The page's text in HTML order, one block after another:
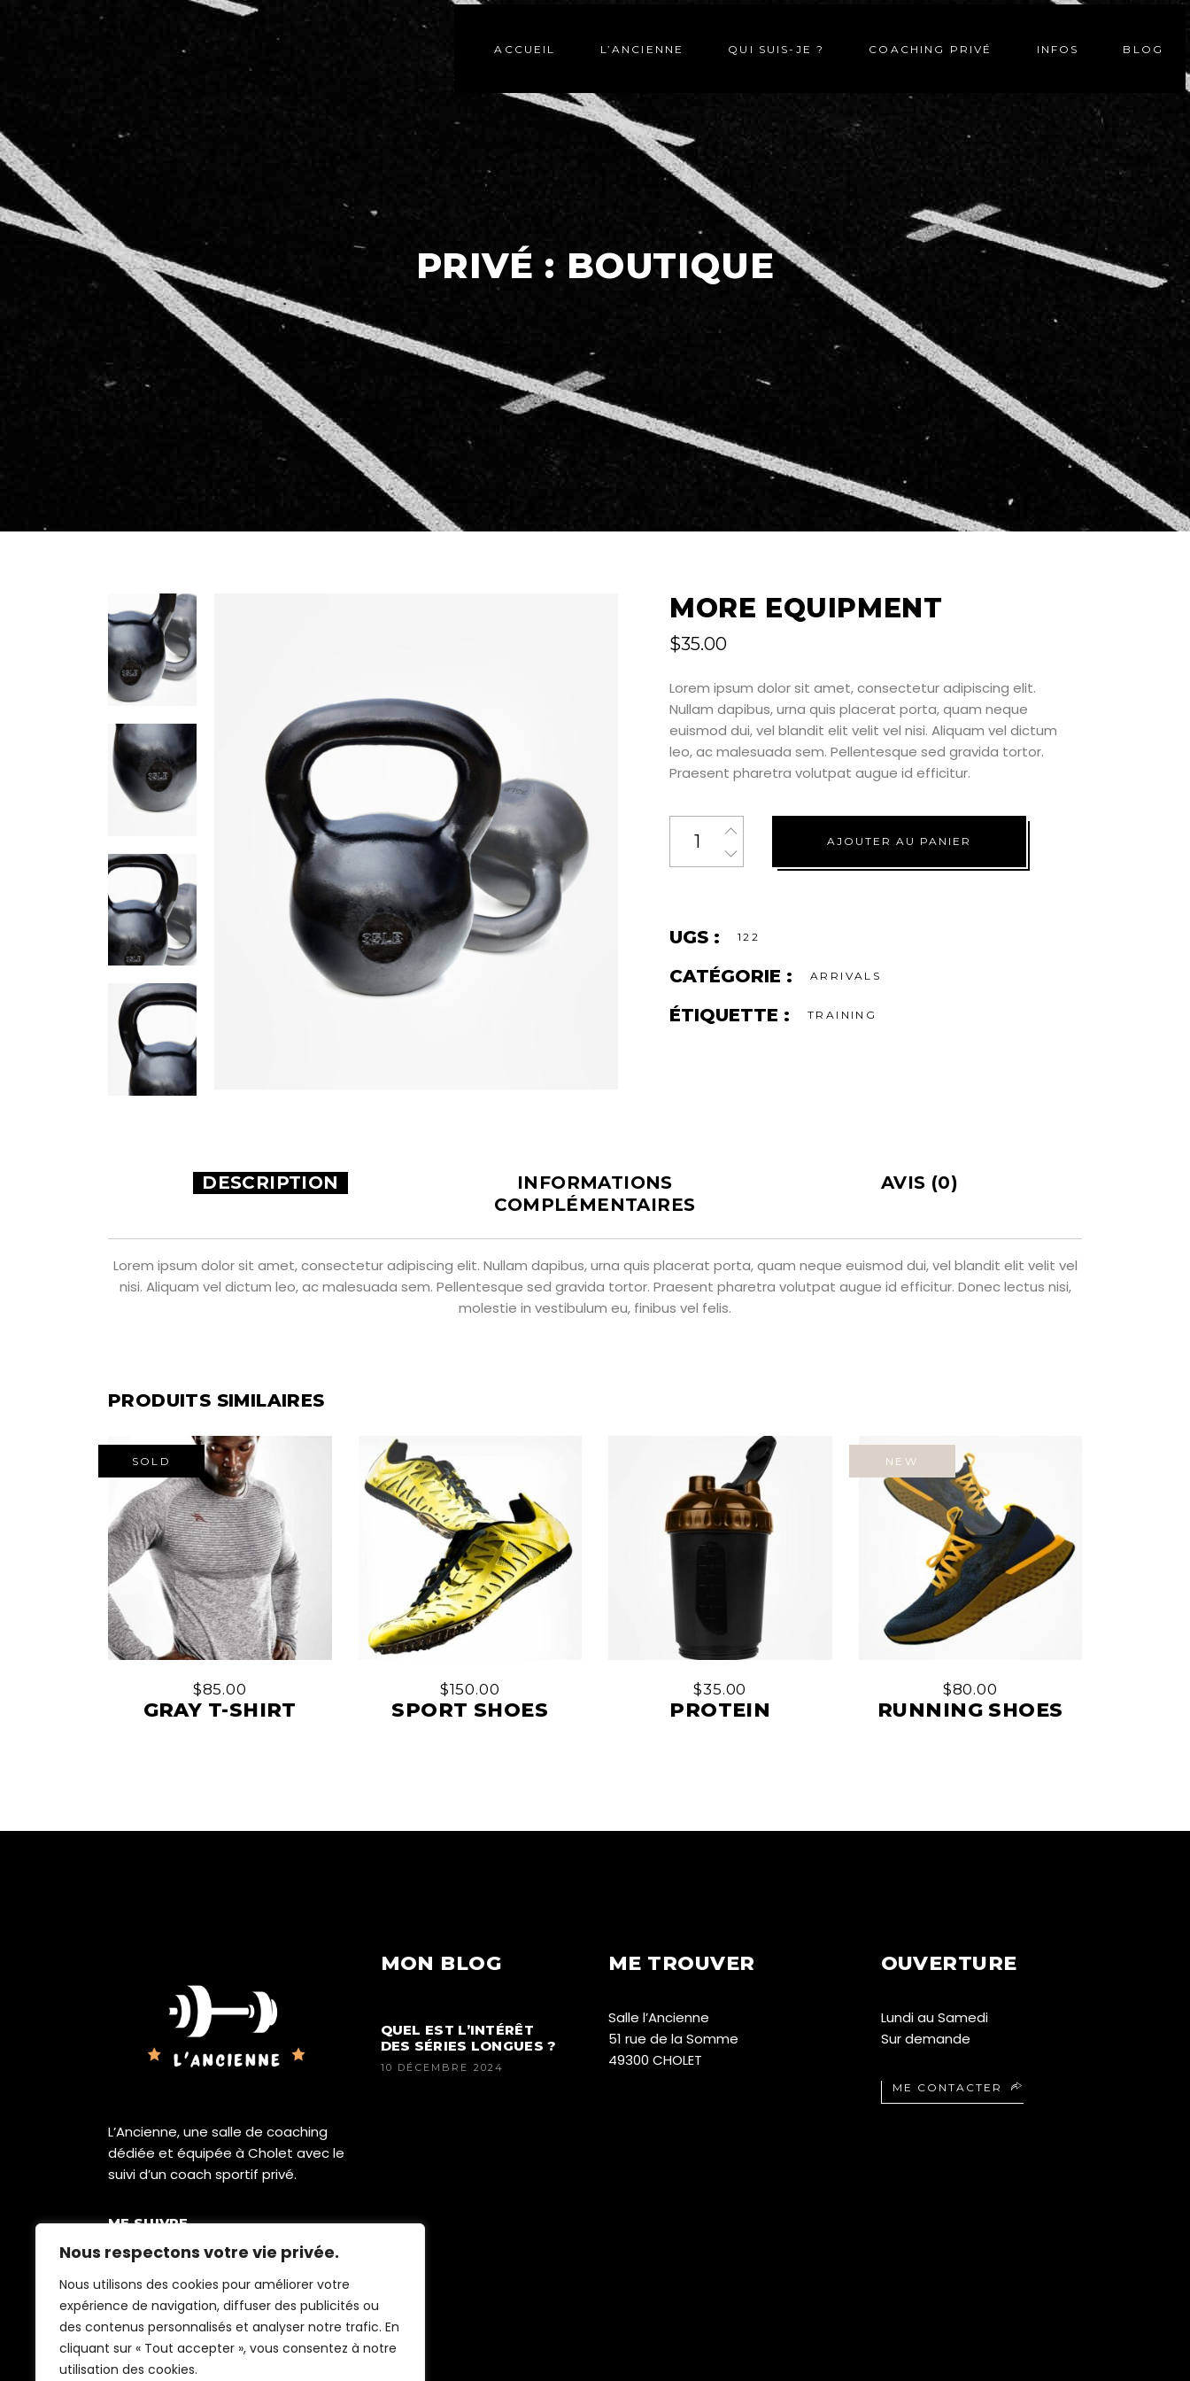
Nous respectons votre vie privée.
Nous utilisons des cookies pour améliorer votre
expérience de navigation, diffuser des publicités ou
des contenus personnalisés et analyser notre trafic. En
cliquant sur « Tout accepter », vous consentez à notre
utilisation des cookies.
ACCUEIL L’ANCIENNE QUI SUIS-JE ? COACHING PRIVÉ INFOS BLOG
PRIVÉ : BOUTIQUE
MORE EQUIPMENT
$35.00
Lorem ipsum dolor sit amet, consectetur adipiscing elit.
Nullam dapibus, urna quis placerat porta, quam neque
euismod dui, vel blandit elit velit vel nisi. Aliquam vel dictum
leo, ac malesuada sem. Pellentesque sed gravida tortor.
Praesent pharetra volutpat augue id efficitur.
AJOUTER AU PANIER
UGS : 122
CATÉGORIE : ARRIVALS
ÉTIQUETTE : TRAINING
DESCRIPTION
INFORMATIONS
COMPLÉMENTAIRES
AVIS (0)
Lorem ipsum dolor sit amet, consectetur adipiscing elit. Nullam dapibus, urna quis placerat porta, quam neque euismod dui, vel blandit elit velit vel
nisi. Aliquam vel dictum leo, ac malesuada sem. Pellentesque sed gravida tortor. Praesent pharetra volutpat augue id efficitur. Donec lectus nisi,
molestie in vestibulum eu, finibus vel felis.
PRODUITS SIMILAIRES
SOLD
$85.00
GRAY T-SHIRT
$150.00
SPORT SHOES
$35.00
PROTEIN
NEW
$80.00
RUNNING SHOES
L’Ancienne, une salle de coaching
dédiée et équipée à Cholet avec le
suivi d’un coach sportif privé.
ME SUIVRE
MON BLOG
QUEL EST L’INTÉRÊT
DES SÉRIES LONGUES ?
10 DÉCEMBRE 2024
ME TROUVER
Salle l’Ancienne
51 rue de la Somme
49300 CHOLET
OUVERTURE
Lundi au Samedi
Sur demande
ME CONTACTER